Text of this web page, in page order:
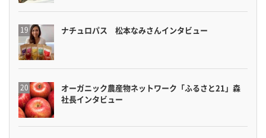
ナチュロパス 松本なみさんインタビュー
オーガニック農産物ネットワーク「ふるさと21」森
社長インタビュー